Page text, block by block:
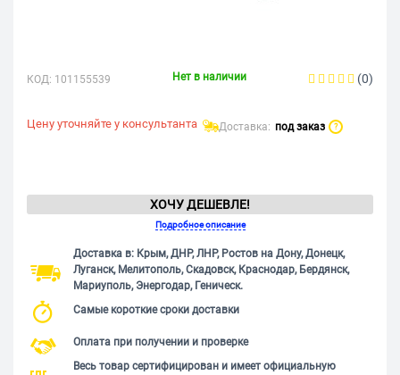
КОД: 101155539 Нет в наличии (0)
Цену уточняйте у консультанта Доставка: под заказ ?
ХОЧУ ДЕШЕВЛЕ!
Подробное описание
Доставка в: Крым, ДНР, ЛНР, Ростов на Дону, Донецк,
Луганск, Мелитополь, Скадовск, Краснодар, Бердянск,
Мариуполь, Энергодар, Геническ.
Самые короткие сроки доставки
Оплата при получении и проверке
Весь товар сертифицирован и имеет официальную